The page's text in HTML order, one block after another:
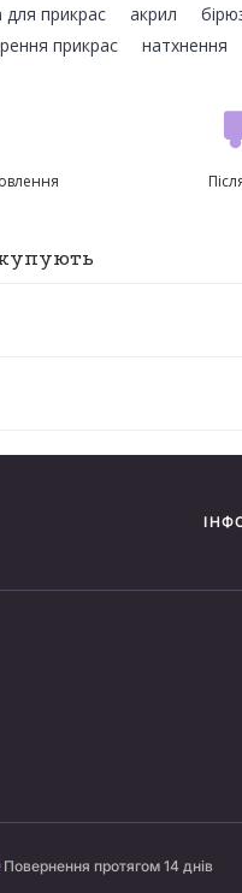
для прикрас акрил
прикрас натхнення
Повернення протягом 14 днів